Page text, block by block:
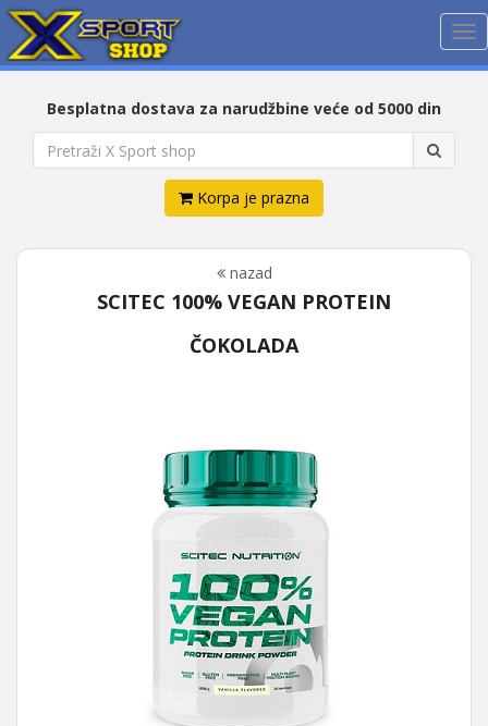
Besplatna dostava za narudžbine veće od 5000 din
Korpa je prazna
nazad
SCITEC 100% VEGAN PROTEIN
ČOKOLADA